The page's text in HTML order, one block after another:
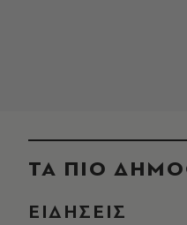
ΤΑ ΠΙΟ
ΕΙΔΗΣΕΙΣ